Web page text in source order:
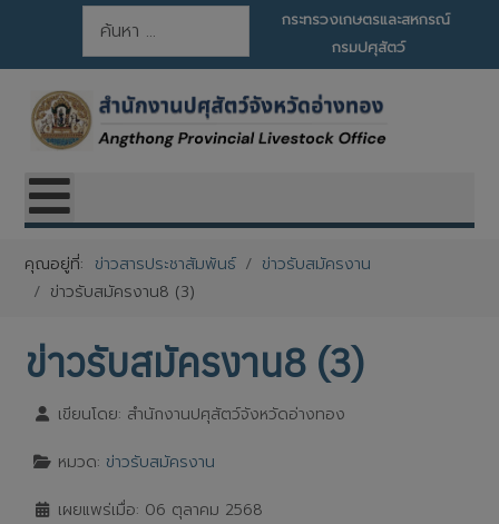
การค้นหา
กระทรวงเกษตรและสหกรณ์
กรมปศุสัตว์
คุณอยู่ที่: ข่าวสารประชาสัมพันธ์
ข่าวรับสมัครงาน
ข่าวรับสมัครงาน8 (3)
ข่าวรับสมัครงาน8 (3)
เขียนโดย: สำนักงานปศุสัตว์จังหวัดอ่างทอง
หมวด: ข่าวรับสมัครงาน
เผยแพร่เมื่อ: 06 ตุลาคม 2568